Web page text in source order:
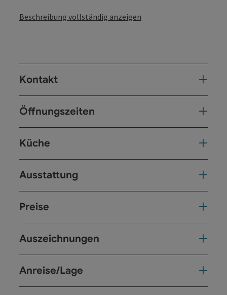
Beschreibung vollständig anzeigen
Kontakt
Öffnungszeiten
Küche
Ausstattung
Preise
Auszeichnungen
Anreise/Lage